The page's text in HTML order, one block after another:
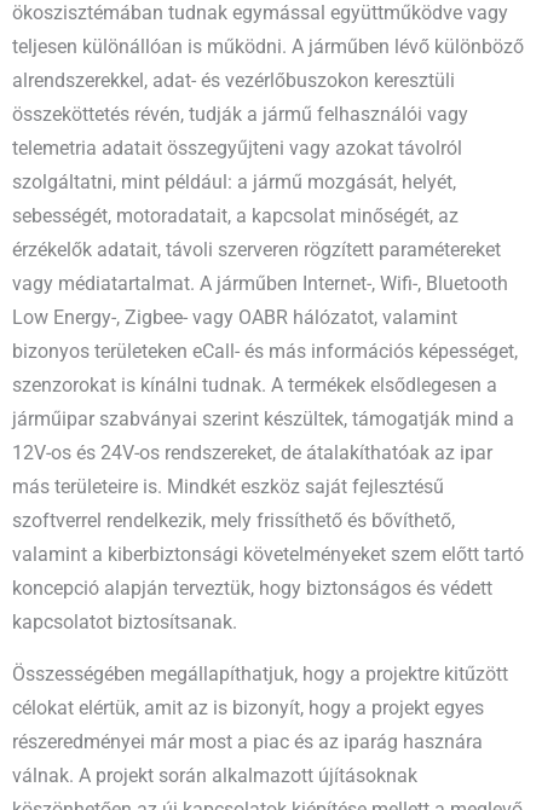
ökoszisztémában tudnak egymással együttműködve vagy
teljesen különállóan is működni. A járműben lévő különböző
alrendszerekkel, adat- és vezérlőbuszokon keresztüli
összeköttetés révén, tudják a jármű felhasználói vagy
telemetria adatait összegyűjteni vagy azokat távolról
szolgáltatni, mint például: a jármű mozgását, helyét,
sebességét, motoradatait, a kapcsolat minőségét, az
érzékelők adatait, távoli szerveren rögzített paramétereket
vagy médiatartalmat. A járműben Internet-, Wifi-, Bluetooth
Low Energy-, Zigbee- vagy OABR hálózatot, valamint
bizonyos területeken eCall- és más információs képességet,
szenzorokat is kínálni tudnak. A termékek elsődlegesen a
járműipar szabványai szerint készültek, támogatják mind a
12V-os és 24V-os rendszereket, de átalakíthatóak az ipar
más területeire is. Mindkét eszköz saját fejlesztésű
szoftverrel rendelkezik, mely frissíthető és bővíthető,
valamint a kiberbiztonsági követelményeket szem előtt tartó
koncepció alapján terveztük, hogy biztonságos és védett
kapcsolatot biztosítsanak.
Összességében megállapíthatjuk, hogy a projektre kitűzött
célokat elértük, amit az is bizonyít, hogy a projekt egyes
részeredményei már most a piac és az iparág hasznára
válnak. A projekt során alkalmazott újításoknak